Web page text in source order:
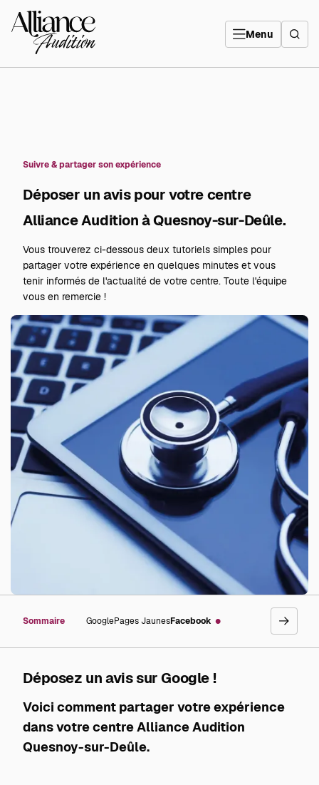
directement
contenu
Menu
Suivre & partager son expérience
Déposer un avis pour votre centre
Alliance Audition à Quesnoy-sur-Deûle.
Vous trouverez ci-dessous deux tutoriels simples pour
partager votre expérience en quelques minutes et vous
tenir informés de l'actualité de votre centre. Toute l'équipe
vous en remercie !
Sommaire GooglePages JaunesFacebook go
right
Déposez un avis sur Google !
Voici comment partager votre expérience
dans votre centre Alliance Audition
Quesnoy-sur-Deûle.